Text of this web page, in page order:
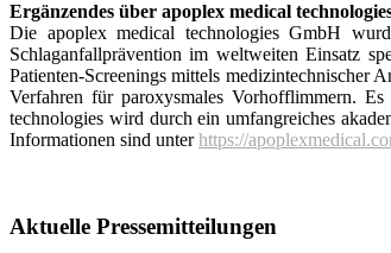
Ergänzendes über apoplex medical
Die apoplex medical technologies GmbH
Schlaganfallprävention im weltweiten Einsatz
Patienten-Screenings mittels medizintechnischer
Verfahren für paroxysmales Vorhof­flimmern.
technologies wird durch ein umfangreiches
Informationen sind unterhttps://
Seitenspalte
Aktuelle Pressemitteilungen